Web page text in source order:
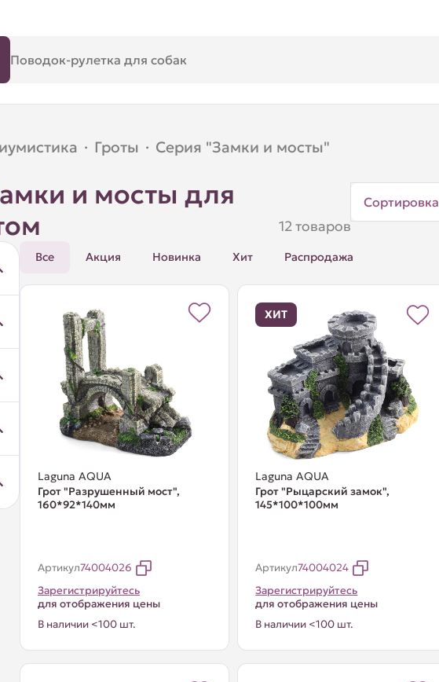
· Гроты · Серия "Замки и мосты"
и мосты для
12 товаров
Сортировка
Все Акция Новинка Хит Распродажа
Laguna AQUA
Грот "Разрушенный мост",
160*92*140мм
Артикул74004026
Зарегистрируйтесь
для отображения цены
В наличии <100 шт.
ХИТ
Laguna AQUA
Грот "Рыцарский замок",
145*100*100мм
Артикул74004024
Зарегистрируйтесь
для отображения цены
В наличии <100 шт.